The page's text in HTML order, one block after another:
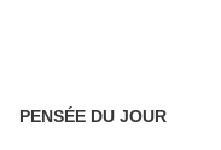
PENSÉE DU JOUR